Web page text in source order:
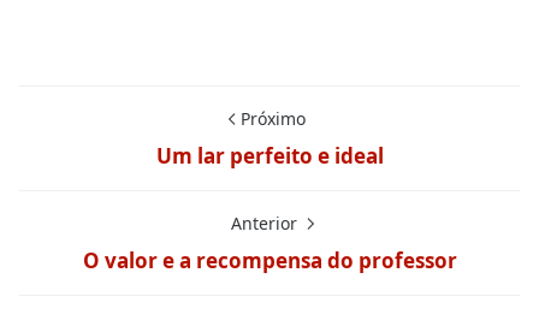
Próximo
Um lar perfeito e ideal
Anterior
O valor e a recompensa do professor